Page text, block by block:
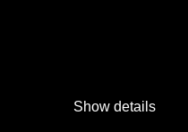
Show details